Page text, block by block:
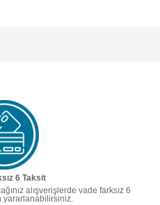
6 Taksit
alışverişlerde vade farksız 6
yararlanabilirsiniz.